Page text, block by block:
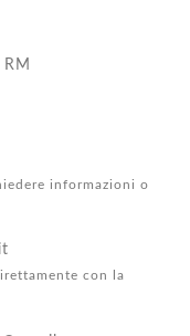
informazioni o
con la